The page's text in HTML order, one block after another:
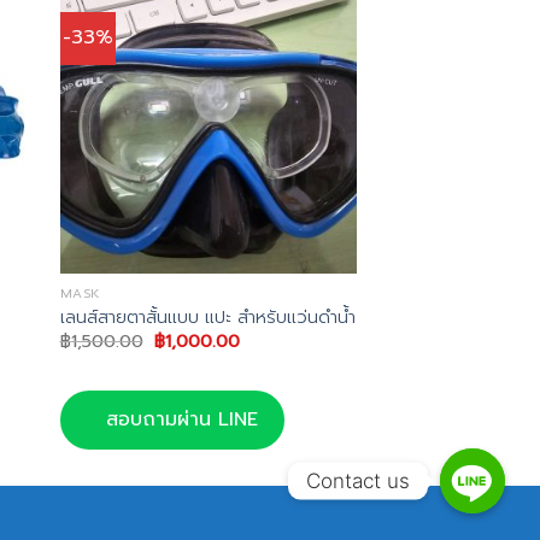
-33%
MASK
เลนส์สายตาสั้นแบบ แปะ สำหรับแว่นดำน้ำ
฿1,500.00 Original
price
฿1,500.00.
฿1,000.00Current
฿1,000.00.
สอบถามผ่าน LINE
Contact us